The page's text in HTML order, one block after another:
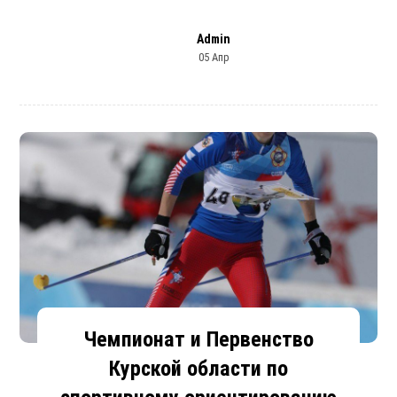
Admin
05 Апр
Чемпионат и Первенство
Курской области по